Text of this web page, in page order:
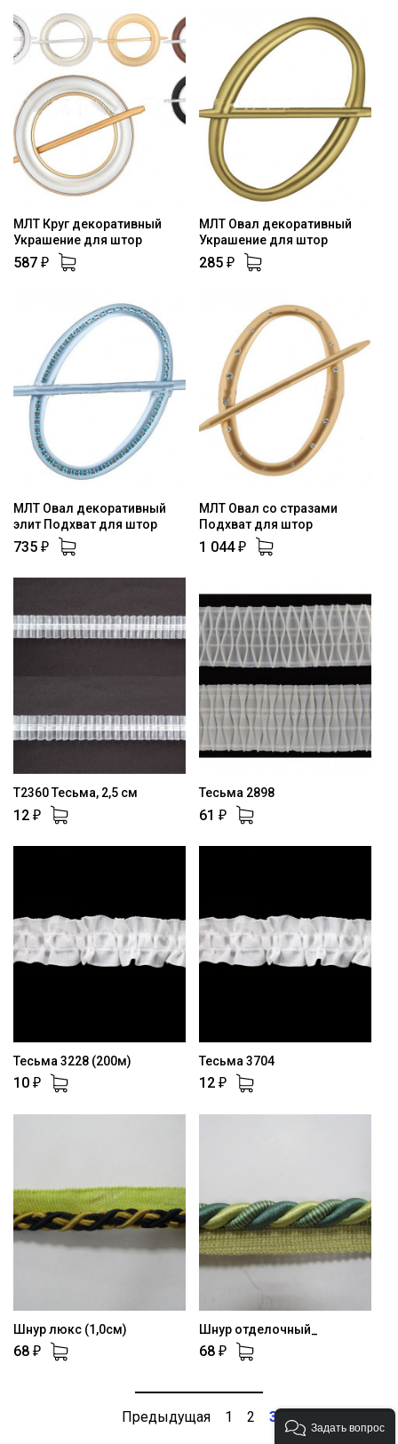
МЛТ Круг декоративный
Украшение для штор
587 ₽
МЛТ Овал декоративный
Украшение для штор
285 ₽
МЛТ Овал декоративный
элит Подхват для штор
735 ₽
МЛТ Овал со стразами
Подхват для штор
1 044 ₽
Т2360 Тесьма, 2,5 см
12 ₽
Тесьма 2898
61 ₽
Тесьма 3228 (200м)
10 ₽
Тесьма 3704
12 ₽
Шнур люкс (1,0см)
68 ₽
Шнур отделочный_
68 ₽
Предыдущая 1 2 3
Задать вопрос